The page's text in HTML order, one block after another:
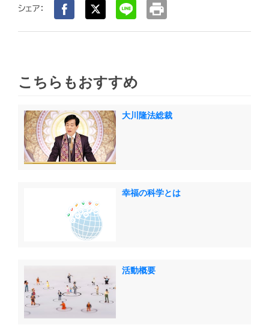
シェア： print
こちらもおすすめ
大川隆法総裁
幸福の科学とは
活動概要